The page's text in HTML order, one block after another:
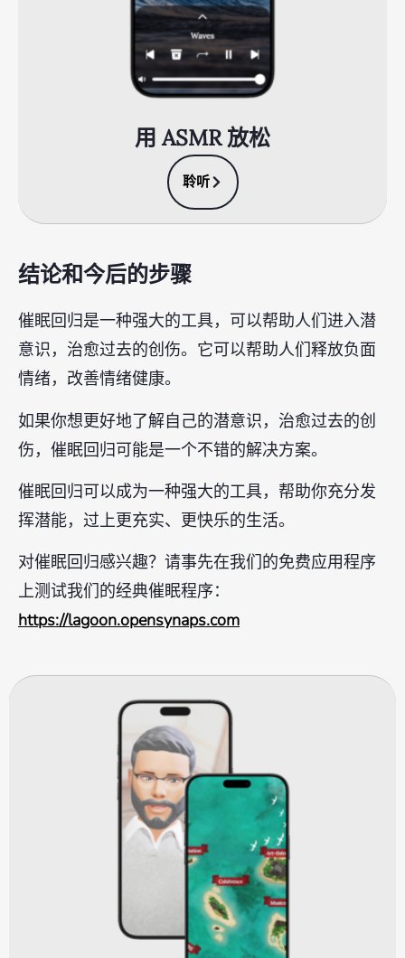
用 ASMR 放松
聆听
结论和今后的步骤
催眠回归是一种强大的工具，可以帮助人们进入潜
意识，治愈过去的创伤。它可以帮助人们释放负面
情绪，改善情绪健康。
如果你想更好地了解自己的潜意识，治愈过去的创
伤，催眠回归可能是一个不错的解决方案。
催眠回归可以成为一种强大的工具，帮助你充分发
挥潜能，过上更充实、更快乐的生活。
对催眠回归感兴趣？请事先在我们的免费应用程序
上测试我们的经典催眠程序：
https://lagoon.opensynaps.com